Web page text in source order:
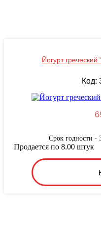
Йогурт
Код:
Срок годности -
Продается по 8.00 штук